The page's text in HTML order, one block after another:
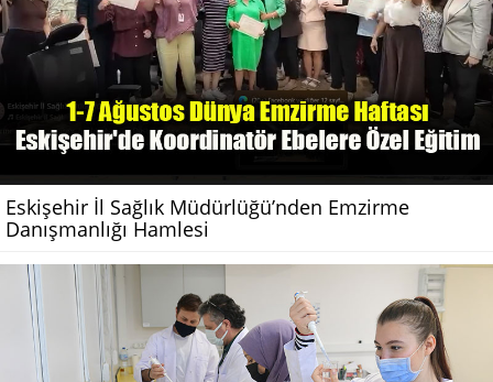
Eskişehir İl Sağlık Müdürlüğü’nden Emzirme
Danışmanlığı Hamlesi